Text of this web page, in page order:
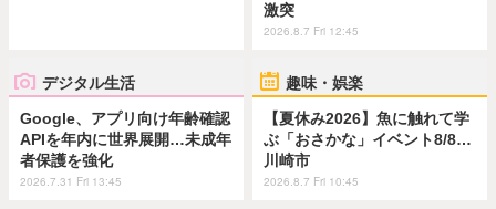
激突
2026.8.7 Fri 12:45
デジタル生活
Google、アプリ向け年齢確認
APIを年内に世界展開…未成年
者保護を強化
2026.7.31 Fri 13:45
趣味・娯楽
【夏休み2026】魚に触れて学
ぶ「おさかな」イベント8/8…
川崎市
2026.8.7 Fri 10:45